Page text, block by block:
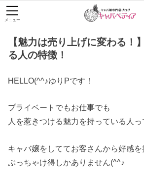
メニュー
【魅力は売り上げに変わる！
る人の特徴！
HELLO(^^♪ゆりPです！
プライベートでもお仕事でも
人を惹きつける魅力を持っている人っ
キャバ嬢をしててお客さんから好感
ぶっちゃけ得しかありません(^^♪